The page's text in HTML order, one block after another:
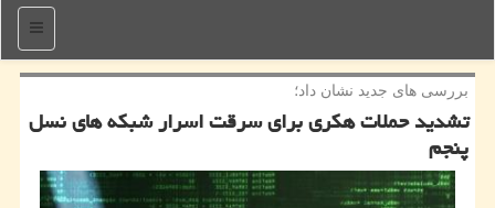
منو
بررسی های جدید نشان داد؛
تشدید حملات هكری برای سرقت اسرار شبكه های نسل
پنجم